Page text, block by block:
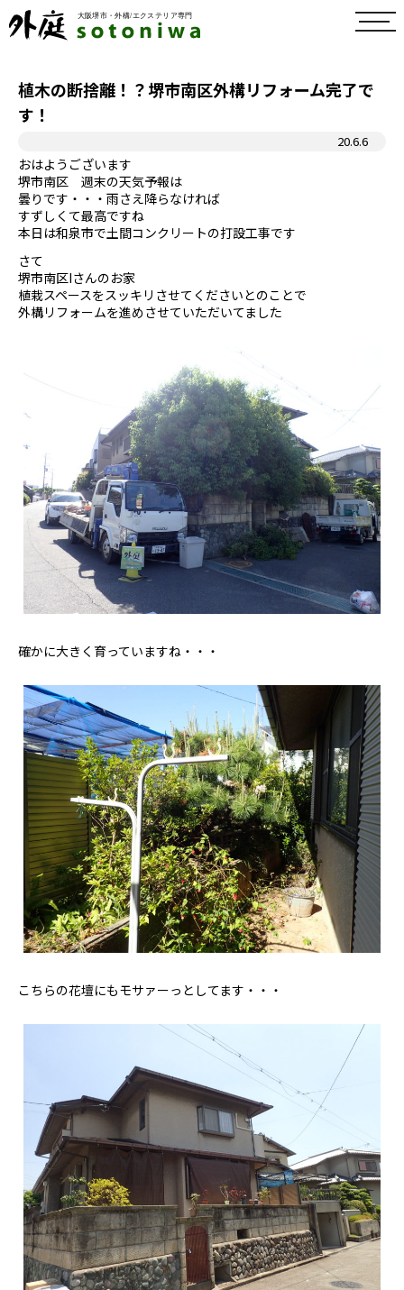
toggle
植木の断捨離！？堺市南区外構リフォーム完了で
す！
20.6.6
おはようございます
堺市南区 週末の天気予報は
曇りです・・・雨さえ降らなければ
すずしくて最高ですね
本日は和泉市で土間コンクリートの打設工事です
さて
堺市南区Iさんのお家
植栽スペースをスッキリさせてくださいとのことで
外構リフォームを進めさせていただいてました
確かに大きく育っていますね・・・
こちらの花壇にもモサァーっとしてます・・・